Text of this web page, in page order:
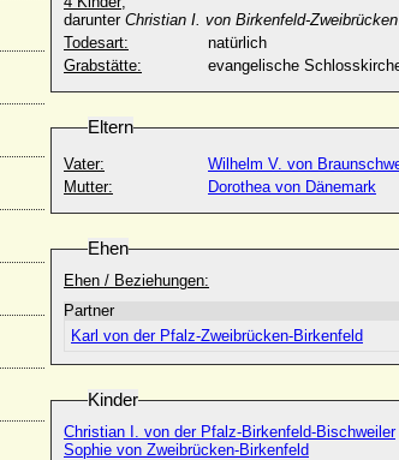
darunter Christian I. von Birkenfeld-Zweibrücken
Todesart:
natürlich
Grabstätte:
evangelische
Eltern
Vater:
Wilhelm V. von
Mutter:
Dorothea von Dänemark
Ehen
Ehen / Beziehungen:
Partner
Karl von der Pfalz-Zweibrücken-Birkenfeld
Kinder
Christian I. von der Pfalz-Birkenfeld-Bischweiler
Sophie von Zweibrücken-Birkenfeld